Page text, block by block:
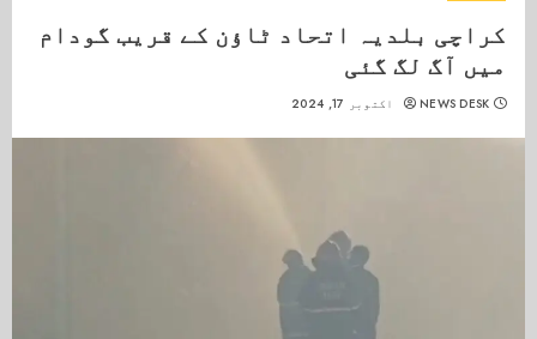
کراچی بلدیہ اتحاد ٹاؤن کے قریب گودام
میں آگ لگ گئی
NEWS DESK اکتوبر 17, 2024